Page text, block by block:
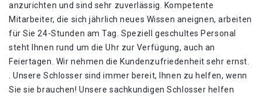
anzurichten und sind sehr zuverlässig. Kompetente
Mitarbeiter, die sich jährlich neues Wissen aneignen, arbeiten
für Sie 24-Stunden am Tag. Speziell geschultes Personal
steht Ihnen rund um die Uhr zur Verfügung, auch an
Feiertagen. Wir nehmen die Kundenzufriedenheit sehr ernst.
. Unsere Schlosser sind immer bereit, Ihnen zu helfen, wenn
Sie sie brauchen! Unsere sachkundigen Schlosser helfen